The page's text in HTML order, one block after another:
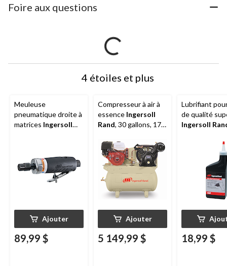
Foire aux questions
4 étoiles et plus
Meuleuse
pneumatique droite à
matrices Ingersoll
3017G, 1/4 po
Ajouter
89,99 $
Compresseur à air à
essence Ingersoll
Rand, 30 gallons, 175
Ajouter
5 149,99 $
Lubrifiant
de qualité
Ingersoll
18,99 $